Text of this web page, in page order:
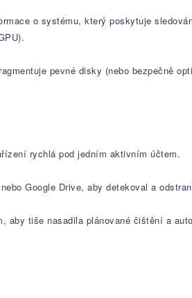
o systému, který poskytuje
pevné disky (nebo bezpečně
rychlá pod jedním aktivním účtem.
Google Drive, aby detekoval a
aby tiše nasadila plánované čištění a